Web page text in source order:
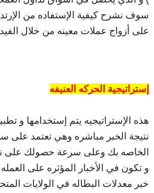
سوف نشرح كيفية الإستفاده من
على أزواج عملات معينه من خلال
إستراتيجية الحركه العنيفه
هذه الإستراتيجيه يتم إستخدامها و
نتيجة الخبر مباشره وهي تعتمد على
الخاصه بك وعلى سرعة حصولك على
و تكون في الأخبار المؤثره على
خبر معدلات البطاله في الولايات